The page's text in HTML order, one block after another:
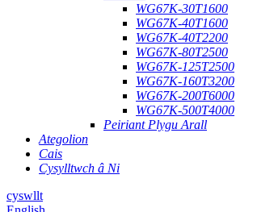
WG67K-30T1600
WG67K-40T1600
WG67K-40T2200
WG67K-80T2500
WG67K-125T2500
WG67K-160T3200
WG67K-200T6000
WG67K-500T4000
Peiriant Plygu Arall
Ategolion
Cais
Cysylltwch â Ni
cyswllt